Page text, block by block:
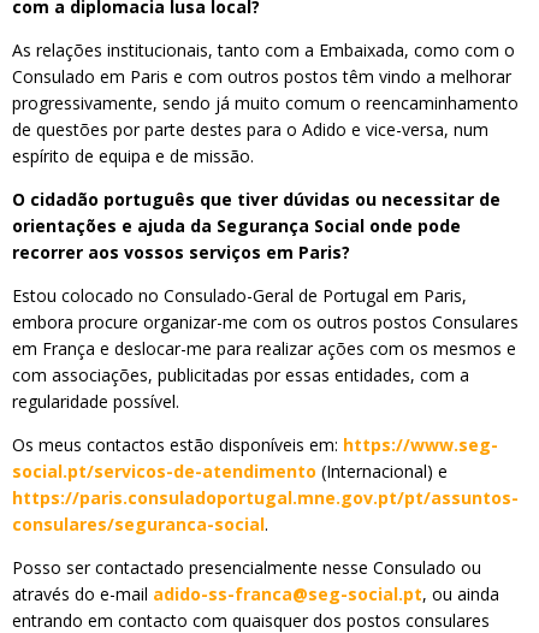
com a diplomacia lusa local?
As relações institucionais, tanto com a Embaixada, como com o
Consulado em Paris e com outros postos têm vindo a melhorar
progressivamente, sendo já muito comum o reencaminhamento
de questões por parte destes para o Adido e vice-versa, num
espírito de equipa e de missão.
O cidadão português que tiver dúvidas ou necessitar de
orientações e ajuda da Segurança Social onde pode
recorrer aos vossos serviços em Paris?
Estou colocado no Consulado-Geral de Portugal em Paris,
embora procure organizar-me com os outros postos Consulares
em França e deslocar-me para realizar ações com os mesmos e
com associações, publicitadas por essas entidades, com a
regularidade possível.
Os meus contactos estão disponíveis em: https://www.seg-
social.pt/servicos-de-atendimento (Internacional) e
https://paris.consuladoportugal.mne.gov.pt/pt/assuntos-
consulares/seguranca-social.
Posso ser contactado presencialmente nesse Consulado ou
através do e-mail adido-ss-franca@seg-social.pt, ou ainda
entrando em contacto com quaisquer dos postos consulares